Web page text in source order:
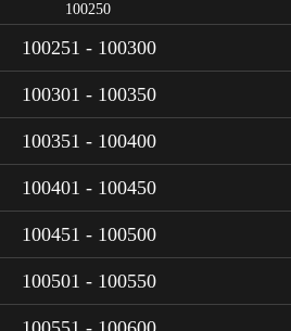
100250
100251 - 100300
100301 - 100350
100351 - 100400
100401 - 100450
100451 - 100500
100501 - 100550